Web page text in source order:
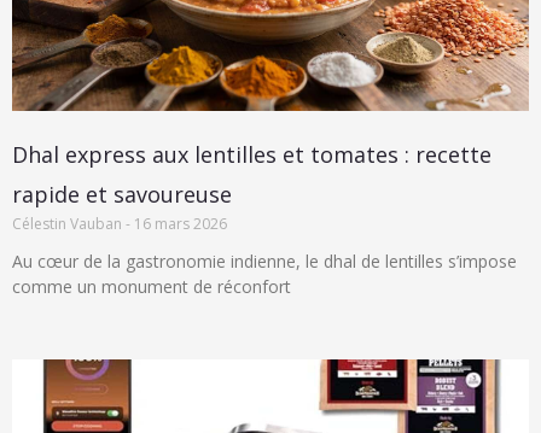
Dhal express aux lentilles et tomates : recette
rapide et savoureuse
Célestin Vauban 16 mars 2026
Au cœur de la gastronomie indienne, le dhal de lentilles s’impose
comme un monument de réconfort